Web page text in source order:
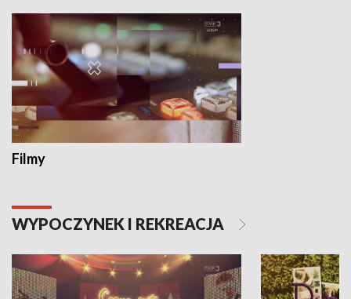
Filmy
WYPOCZYNEK I REKREACJA